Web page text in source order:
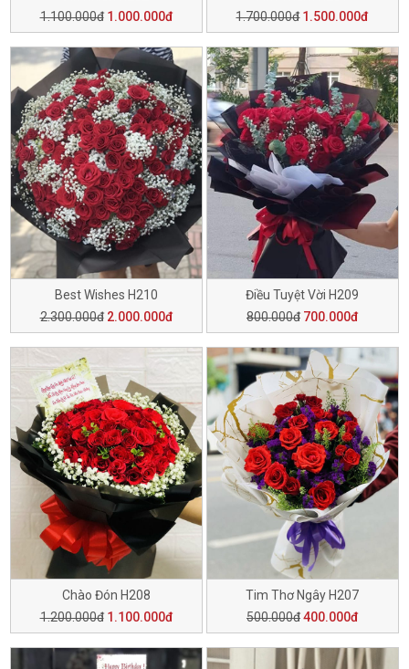
1.100.000đ 1.000.000đ
1.700.000đ 1.500.000đ
Best Wishes H210
2.300.000đ 2.000.000đ
Điều Tuyệt Vời H209
800.000đ 700.000đ
Chào Đón H208
1.200.000đ 1.100.000đ
Tim Thơ Ngây H207
500.000đ400.000đ